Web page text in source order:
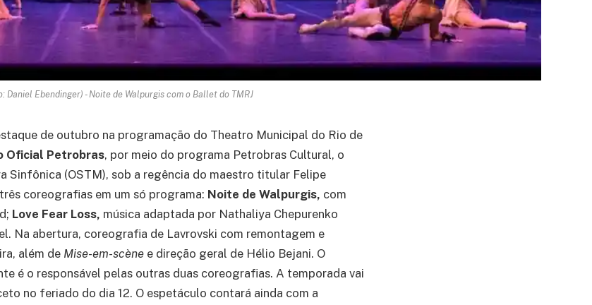
Daniel Ebendinger) - Noite de Walpurgis com o Ballet do TMRJ
de outubro na programação do Theatro Municipal do Rio de
Oficial Petrobras, por meio do programa Petrobras Cultural, o
Sinfônica (OSTM), sob a regência do maestro titular Felipe
coreografias em um só programa: Noite de Walpurgis, com
Love Fear Loss, música adaptada por Nathaliya Chepurenko
Na abertura, coreografia de Lavrovski com remontagem e
além de Mise-em-scène e direção geral de Hélio Bejani. O
é o responsável pelas outras duas coreografias. A temporada vai
no feriado do dia 12. O espetáculo contará ainda com a